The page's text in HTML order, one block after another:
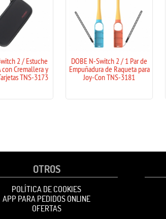
N-Switch 2 / 1 Par de
de Raqueta para
Joy-Con TNS-3181
DOBE N-Switch 2 / Funda
Transparente Para
Switch2 TNS-3155
OTROS
POLÍTICA DE COOKIES
APP PARA PEDIDOS ONLINE
OFERTAS